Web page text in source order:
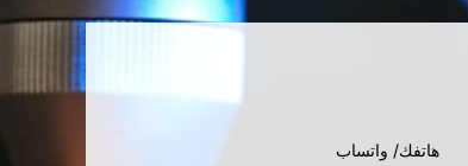
هاتفك/ واتساب